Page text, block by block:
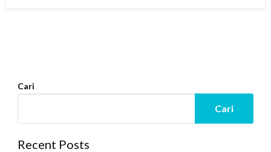
Cari
Cari
Recent Posts